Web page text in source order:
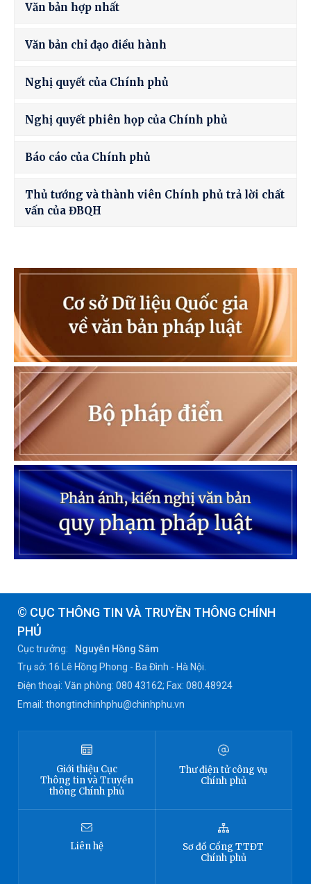
Văn bản hợp nhất
Văn bản chỉ đạo điều hành
Nghị quyết của Chính phủ
Nghị quyết phiên họp của Chính phủ
Báo cáo của Chính phủ
Thủ tướng và thành viên Chính phủ trả lời chất
vấn của ĐBQH
© CỤC THÔNG TIN VÀ TRUYỀN THÔNG CHÍNH
PHỦ
Cục trưởng:
Nguyễn Hồng Sâm
Trụ sở: 16 Lê Hồng Phong - Ba Đình - Hà Nội.
Điện thoại: Văn phòng: 080 43162; Fax: 080.48924
Email: thongtinchinhphu@chinhphu.vn
Giới thiệu Cục
Thông tinvà Truyền
thông Chính phủ
Thư điện tử công vụ
Chính phủ
Liên hệ Sơ đồ Cổng TTĐT
Chính phủ